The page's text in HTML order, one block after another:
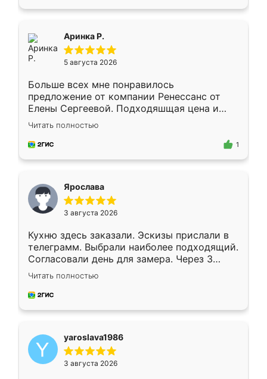
Аринка Р.
5 августа 2026
Больше всех мне понравилось
предложение от компании Ренессанс от
Елены Сергеевой. Подходяшщая цена и
короткие сроки изготовления. Приехавший
для замера сотрудник Владислав
предложил по моему эскизу самый
Читать полностью
1
Ярослава
3 августа 2026
Кухню здесь заказали. Эскизы прислали в
телеграмм. Выбрали наиболее подходящий.
Согласовали день для замера. Через 3
недели кухня была уже готова. Остались
довольны работой. Спасибо Ренессанс
мебель за качественную работу!
Читать полностью
yaroslava1986
3 августа 2026